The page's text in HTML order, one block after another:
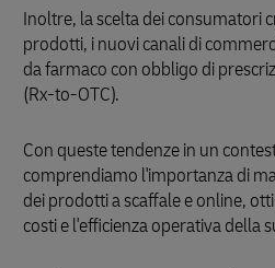
Inoltre, la scelta dei consumatori
prodotti, i nuovi canali di
da farmaco con obbligo di
(Rx-to-OTC).
Con queste tendenze in un
comprendiamo l'importanza di
dei prodotti a scaffale e online,
costi e l'efficienza operativa della